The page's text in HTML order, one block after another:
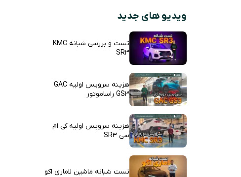
ویدیو های جدید
تست و بررسی شبانه KMC
SR3
هزینه سرویس اولیه GAC
GS3 راساموتور
هزینه سرویس اولیه کی ام
سی SR3
تست شبانه ماشین لاماری اکو